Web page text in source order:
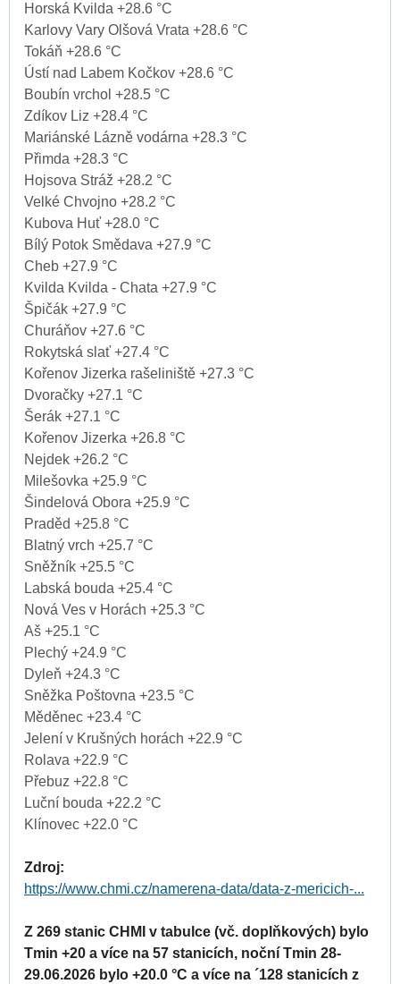
Horská Kvilda +28.6 °C
Karlovy Vary Olšová Vrata +28.6 °C
Tokáň +28.6 °C
Ústí nad Labem Kočkov +28.6 °C
Boubín vrchol +28.5 °C
Zdíkov Liz +28.4 °C
Mariánské Lázně vodárna +28.3 °C
Přimda +28.3 °C
Hojsova Stráž +28.2 °C
Velké Chvojno +28.2 °C
Kubova Huť +28.0 °C
Bílý Potok Smědava +27.9 °C
Cheb +27.9 °C
Kvilda Kvilda - Chata +27.9 °C
Špičák +27.9 °C
Churáňov +27.6 °C
Rokytská slať +27.4 °C
Kořenov Jizerka rašeliniště +27.3 °C
Dvoračky +27.1 °C
Šerák +27.1 °C
Kořenov Jizerka +26.8 °C
Nejdek +26.2 °C
Milešovka +25.9 °C
Šindelová Obora +25.9 °C
Praděd +25.8 °C
Blatný vrch +25.7 °C
Sněžník +25.5 °C
Labská bouda +25.4 °C
Nová Ves v Horách +25.3 °C
Aš +25.1 °C
Plechý +24.9 °C
Dyleň +24.3 °C
Sněžka Poštovna +23.5 °C
Měděnec +23.4 °C
Jelení v Krušných horách +22.9 °C
Rolava +22.9 °C
Přebuz +22.8 °C
Luční bouda +22.2 °C
Klínovec +22.0 °C
Zdroj:
https://www.chmi.cz/namerena-data/data-z-mericich-...
Z 269 stanic CHMI v tabulce (vč. doplňkových) bylo
Tmin +20 a více na 57 stanicích, noční Tmin 28-
29.06.2026 bylo +20.0 °C a více na ´128 stanicích z